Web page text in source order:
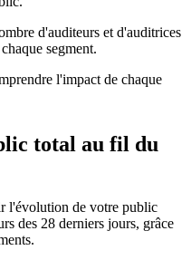
d'auditeurs et d'auditrices
segment.
l'impact de chaque
total au fil du
l'évolution de votre public
des 28 derniers jours, grâce